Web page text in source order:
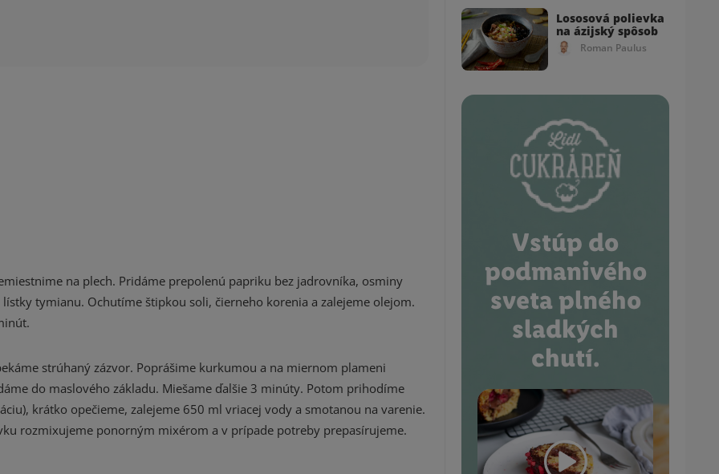
na plech. Pridáme prepolenú papriku bez jadrovníka, osminy
tymianu. Ochutíme štipkou soli, čierneho korenia a zalejeme olejom.
strúhaný zázvor. Poprášime kurkumou a na miernom plameni
do maslového základu. Miešame ďalšie 3 minúty. Potom prihodíme
krátko opečieme, zalejeme 650 ml vriacej vody a smotanou na varenie.
rozmixujeme ponorným mixérom a v prípade potreby prepasírujeme.
Lososová polievka
na ázijský spôsob
Roman Paulus
Vstúp do
podmanivého
sveta plného
sladkých
chutí.